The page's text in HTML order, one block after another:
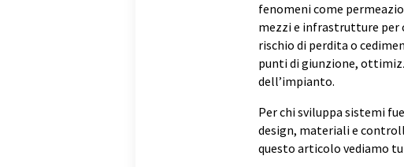
fenomeni come
mezzi e infrastrutture per
rischio di perdita o
punti di giunzione,
dell’impianto.
Per chi sviluppa sistemi
design, materiali e
questo articolo vediamo